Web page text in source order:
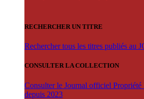
RECHERCHER UN TITRE
Rechercher tous les titres publiés au
CONSULTER LA COLLECTION
Consulter le Journal officiel
depuis 2023